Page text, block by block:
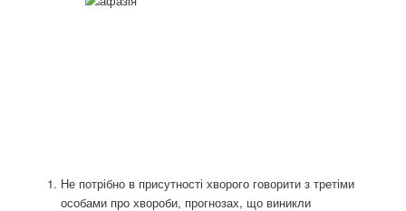
Не потрібно в присутності хворого говорити з третіми
особами про хвороби, прогнозах, що виникли